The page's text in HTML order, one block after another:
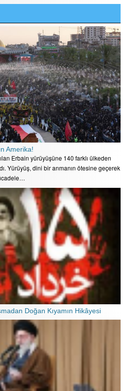
Amerika!
Erbain yürüyüşüne 140 farklı ülkeden
Yürüyüş, dini bir anmanın ötesine geçerek
Doğan Kıyamın Hikâyesi